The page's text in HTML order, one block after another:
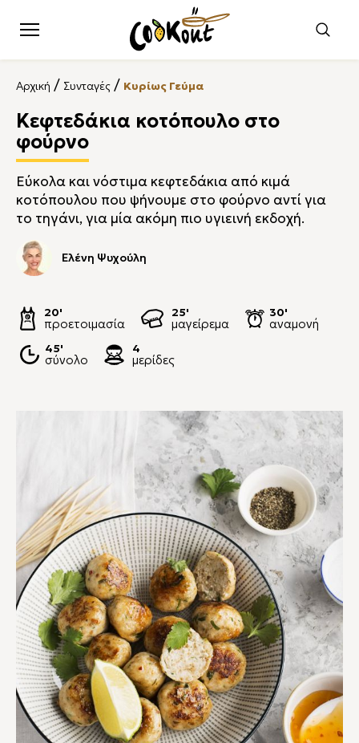
Αρχική / Συνταγές / Κυρίως Γεύμα
Κεφτεδάκια κοτόπουλο στο
φούρνο
Εύκολα και νόστιμα κεφτεδάκια από κιμά
κοτόπουλου που ψήνουμε στο φούρνο αντί για
το τηγάνι, για μία ακόμη πιο υγιεινή εκδοχή.
Ελένη Ψυχούλη
20'
προετοιμασία
25'
μαγείρεμα
30'
αναμονή
45'
σύνολο
4
μερίδες